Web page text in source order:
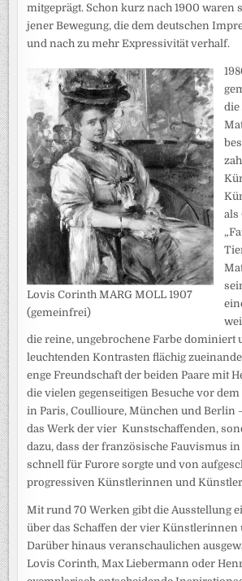
mitgeprägt. Schon kurz nach 1900 waren
jener Bewegung, die dem deutschen
und nach zu mehr Expressivität verhalf.
Lovis Corinth MARG MOLL 1907
(gemeinfrei)
die
als
die reine, ungebrochene Farbe dominiert
leuchtenden Kontrasten flächig
enge Freundschaft der beiden Paare mit
die vielen gegenseitigen Besuche vor
in Paris, Coullioure, München und Berlin
das Werk der vier Kunstschaffenden,
dazu, dass der französische Fauvismus
schnell für Furore sorgte und von
progressiven Künstlerinnen und
Mit rund 70 Werken gibt die Ausstellung
über das Schaffen der vier Künstlerinnen
Darüber hinaus veranschaulichen
Lovis Corinth, Max Liebermann oder